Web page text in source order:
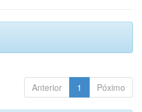
Anterior 1 Póximo